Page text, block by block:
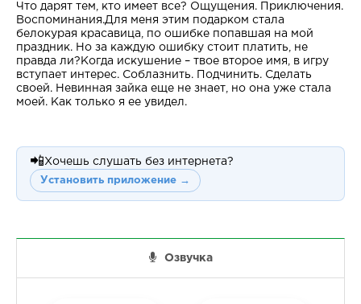
Что дарят тем, кто имеет все? Ощущения. Приключения.
Воспоминания.Для меня этим подарком стала
белокурая красавица, по ошибке попавшая на мой
праздник. Но за каждую ошибку стоит платить, не
правда ли?Когда искушение – твое второе имя, в игру
вступает интерес. Соблазнить. Подчинить. Сделать
своей. Невинная зайка еще не знает, но она уже стала
моей. Как только я ее увидел.
📲 Хочешь слушать без интернета?
Установить приложение →
Озвучка